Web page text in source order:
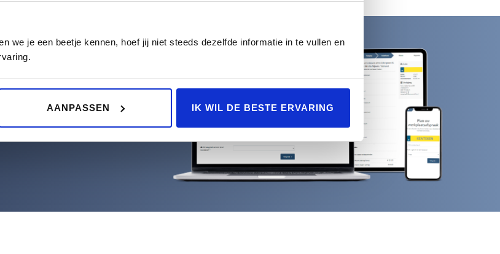
we je een beetje kennen, hoef jij niet steeds dezelfde informatie in te vullen en
AANPASSEN IK WIL DE BESTE ERVARING
Eventueel selecteert u uw
vervoer.